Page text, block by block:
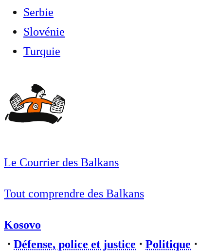
Serbie
Slovénie
Turquie
Le Courrier des Balkans
Tout comprendre des Balkans
Kosovo
⋅ Défense, police et justice ⋅ Politique ⋅